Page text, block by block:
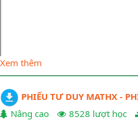
Xem thêm
PHIẾU TƯ DUY MATHX -
Nâng cao
8528 lượt học